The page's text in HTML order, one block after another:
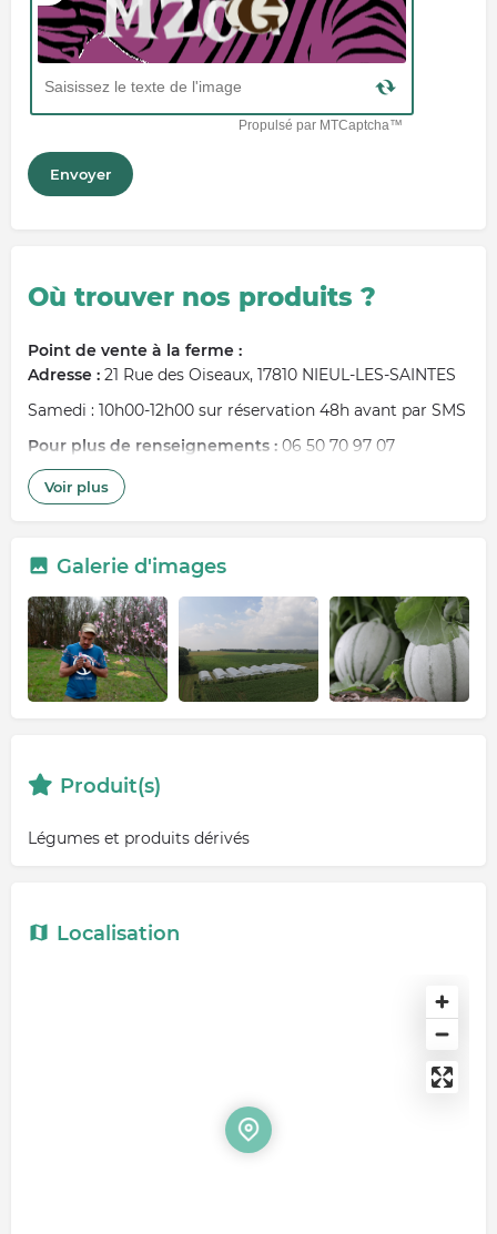
Où trouver nos produits ?
Point de vente à la ferme :
Adresse : 21 Rue des Oiseaux, 17810 NIEUL-LES-SAINTES
Samedi : 10h00-12h00 sur réservation 48h avant par SMS
Pour plus de renseignements : 06 50 70 97 07
Voir plus
Galerie d'images
Produit(s)
Légumes et produits dérivés
Localisation